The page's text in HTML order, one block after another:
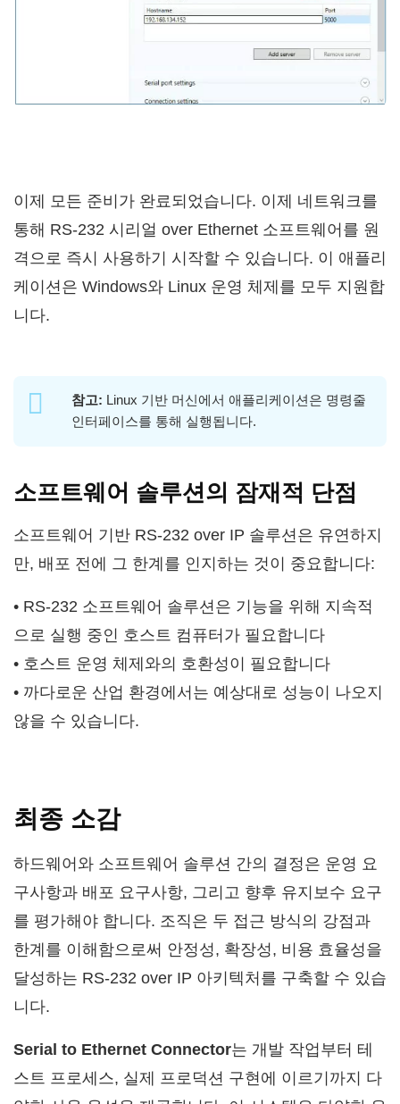
이제 모든 준비가 완료되었습니다. 이제 네트워크를
통해 RS-232 시리얼 over Ethernet 소프트웨어를 원
격으로 즉시 사용하기 시작할 수 있습니다. 이 애플리
케이션은 Windows와 Linux 운영 체제를 모두 지원합
니다.
참고: Linux 기반 머신에서 애플리케이션은 명령줄
인터페이스를 통해 실행됩니다.
소프트웨어 솔루션의 잠재적 단점
소프트웨어 기반 RS-232 over IP 솔루션은 유연하지
만, 배포 전에 그 한계를 인지하는 것이 중요합니다:
• RS-232 소프트웨어 솔루션은 기능을 위해 지속적
으로 실행 중인 호스트 컴퓨터가 필요합니다
• 호스트 운영 체제와의 호환성이 필요합니다
• 까다로운 산업 환경에서는 예상대로 성능이 나오지
않을 수 있습니다.
최종 소감
하드웨어와 소프트웨어 솔루션 간의 결정은 운영 요
구사항과 배포 요구사항, 그리고 향후 유지보수 요구
를 평가해야 합니다. 조직은 두 접근 방식의 강점과
한계를 이해함으로써 안정성, 확장성, 비용 효율성을
달성하는 RS-232 over IP 아키텍처를 구축할 수 있습
니다.
Serial to Ethernet Connector는 개발 작업부터 테
스트 프로세스, 실제 프로덕션 구현에 이르기까지 다